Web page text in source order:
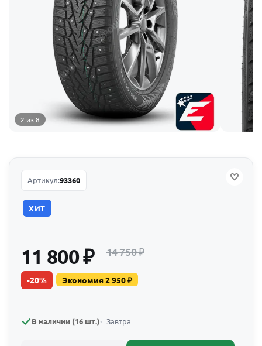
2 из 8
Артикул:93360
ХИТ
11 800₽ 14 750₽
-20% Экономия2 950₽
В наличии (16 шт.) Завтра